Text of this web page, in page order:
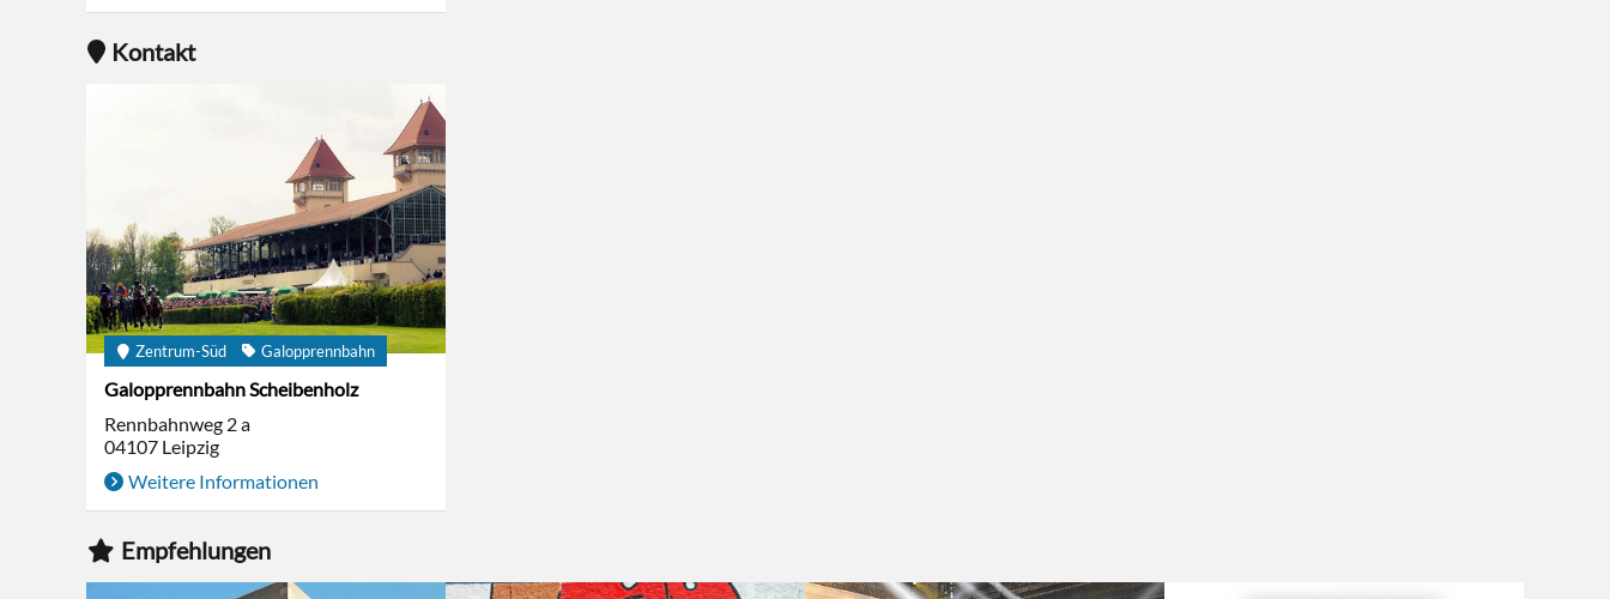
Kontakt
Zentrum-Süd Galopprennbahn
Galopprennbahn Scheibenholz
Rennbahnweg 2 a
04107 Leipzig
Weitere Informationen
Empfehlungen